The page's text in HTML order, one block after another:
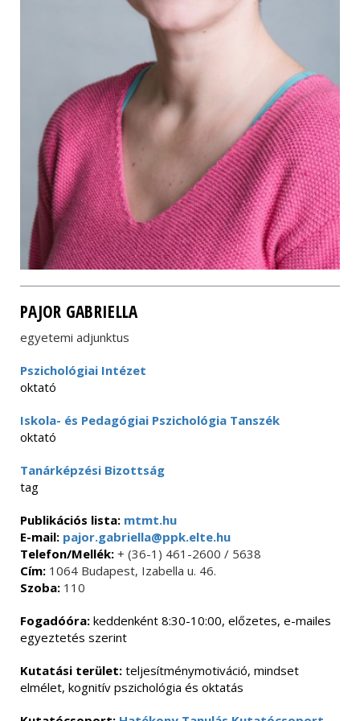
PAJOR GABRIELLA
egyetemi adjunktus
Pszichológiai Intézet
oktató
Iskola- és Pedagógiai Pszichológia Tanszék
oktató
Tanárképzési Bizottság
tag
Publikációs lista: mtmt.hu
E-mail: pajor.gabriella@ppk.elte.hu
Telefon/Mellék: + (36-1) 461-2600 / 5638
Cím: 1064 Budapest, Izabella u. 46.
Szoba: 110
Fogadóóra: keddenként 8:30-10:00, előzetes, e-mailes
egyeztetés szerint
Kutatási terület: teljesítménymotiváció, mindset
elmélet, kognitív pszichológia és oktatás